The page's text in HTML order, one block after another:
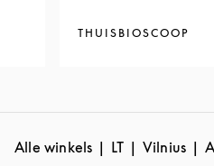
THUISBIOSCOOP
Alle winkels LT Vilnius